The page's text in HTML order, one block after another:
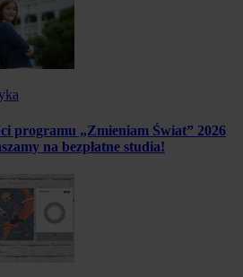
programu „Zmieniam Świat” 2026
na bezpłatne studia!